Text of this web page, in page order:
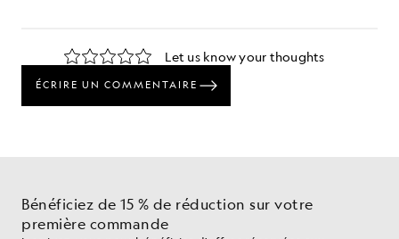
Bénéficiez de 15 % de réduction sur votre
première commande